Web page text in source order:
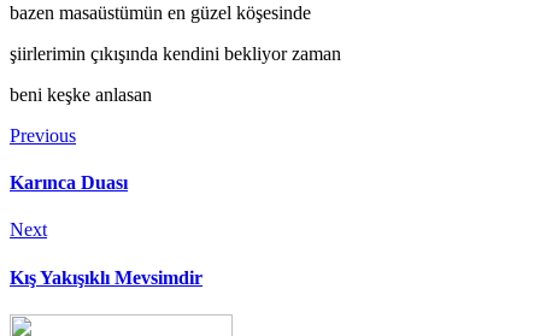
bazen masaüstümün en güzel köşesinde
şiirlerimin çıkışında kendini bekliyor zaman
beni keşke anlasan
Previous
Karınca Duası
Next
Kış Yakışıklı Mevsimdir